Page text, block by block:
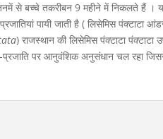
से बच्चे तकरीबन 9 महीने में निकलते हैं
पायी जाती है ( लिसेमिस पंक्टाटा
) राजस्थान की लिसेमिस पंक्टाटा पंक्टाटा
प्रजाति पर आनुवंशिक अनुसंधान चल रहा